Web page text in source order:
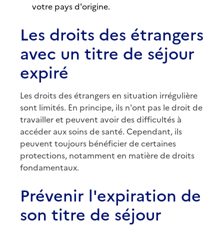
votre pays d'origine.
Les droits des étrangers
avec un titre de séjour
expiré
Les droits des étrangers en situation irrégulière
sont limités. En principe, ils n'ont pas le droit de
travailler et peuvent avoir des difficultés à
accéder aux soins de santé. Cependant, ils
peuvent toujours bénéficier de certaines
protections, notamment en matière de droits
fondamentaux.
Prévenir l'expiration de
son titre de séjour